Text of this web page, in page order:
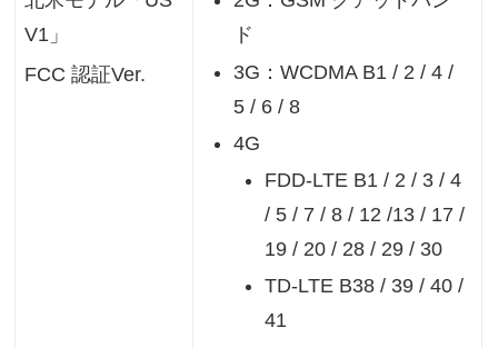
V1」
FCC 認証Ver.
ド
3G：WCDMA B1 / 2 / 4 /
5 / 6 / 8
4G
FDD-LTE B1 / 2 / 3 / 4
/ 5 / 7 / 8 / 12 /13 / 17 /
19 / 20 / 28 / 29 / 30
TD-LTE B38 / 39 / 40 /
41